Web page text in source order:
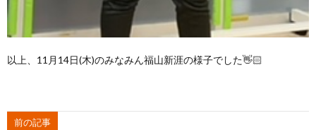
以上、11月14日(木)のみなみん福山新涯の様子でした👋🏻
前の記事